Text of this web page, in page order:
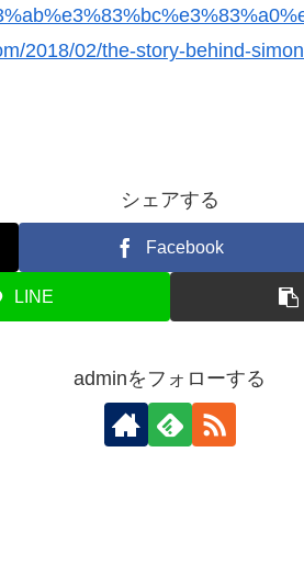
2018/02/the-story-behind-
シェアする
Facebook
LINE
adminをフォローする